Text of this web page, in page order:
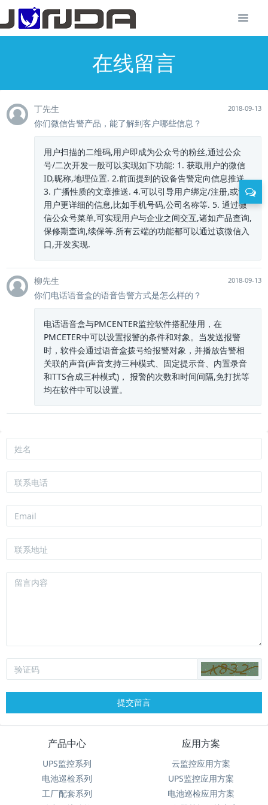
在线留言
2018-09-13
丁先生
你们微信告警产品，能了解到客户哪些信息？
用户扫描的二维码,用户即成为公众号的粉丝,通过公众
号/二次开发一般可以实现如下功能: 1. 获取用户的微信
ID,昵称,地理位置. 2.前面提到的设备告警定向信息推送.
3. 广播性质的文章推送. 4.可以引导用户绑定/注册,或许
用户更详细的信息,比如手机号码,公司名称等. 5. 通过微
信公众号菜单,可实现用户与企业之间交互,诸如产品查询,
保修期查询,续保等.所有云端的功能都可以通过该微信入
口,开发实现.
2018-09-13
柳先生
你们电话语音盒的语音告警方式是怎么样的？
电话语音盒与PMCENTER监控软件搭配使用，在
PMCETER中可以设置报警的条件和对象。当发送报警
时，软件会通过语音盒拨号给报警对象，并播放告警相
关联的声音(声音支持三种模式、固定提示音、内置录音
和TTS合成三种模式)， 报警的次数和时间间隔,免打扰等
均在软件中可以设置。
提交留言
产品中心
UPS监控系列
电池巡检系列
工厂配套系列
应用方案
云监控应用方案
UPS监控应用方案
电池巡检应用方案